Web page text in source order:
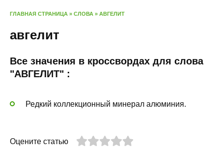
ГЛАВНАЯ СТРАНИЦА » СЛОВА » АВГЕЛИТ
авгелит
Все значения в кроссвордах для слова
"АВГЕЛИТ" :
Редкий коллекционный минерал алюминия.
Оцените статью